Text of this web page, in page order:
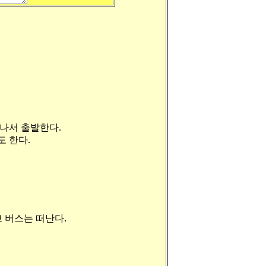
서 출발한다.
한다.
버스는 떠난다.